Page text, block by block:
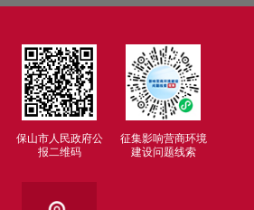
保山市人民政府公
报二维码
征集影响营商环境
建设问题线索